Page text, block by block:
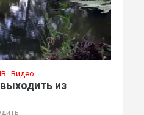
Видео
из